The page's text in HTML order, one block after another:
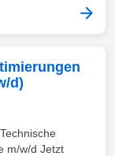
d)
m/w/d Jetzt